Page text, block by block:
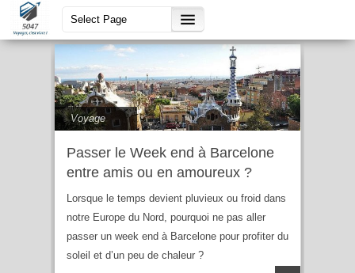
amoureux
Voyage
Passer le Week end à Barcelone
entre amis ou en amoureux ?
Lorsque le temps devient pluvieux ou froid dans
notre Europe du Nord, pourquoi ne pas aller
passer un week end à Barcelone pour profiter du
soleil et d’un peu de chaleur ?